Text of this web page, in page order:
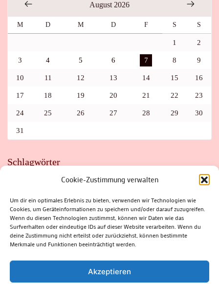
Cookie-Zustimmung verwalten
Um dir ein optimales Erlebnis zu bieten, verwenden wir Technologien wie
Cookies, um Geräteinformationen zu speichern und/oder darauf zuzugreifen.
Wenn du diesen Technologien zustimmst, können wir Daten wie das
Surfverhalten oder eindeutige IDs auf dieser Website verarbeiten. Wenn du
deine Zustimmung nicht erteilst oder zurückziehst, können bestimmte
Merkmale und Funktionen beeinträchtigt werden.
Akzeptieren
August 2026
M D M D F S S
1 2
3 4 5 6 7 8 9
10 11 12 13 14 15 16
17 18 19 20 21 22 23
24 25 26 27 28 29 30
31
Schlagwörter
FAHRRAD
FLOHMARKT FOLK GEWINNSPIEL
HITZE
HITZEFALLE AUTO
IRISH DANCE JAZZ
KABARETT
KINDER
KIRMES KLASSIK
KLEINE SUHLER REIHE
KRIMI
KULTUR LESUNG LOTTO
MEININGEN
PARASITEN
PILZE SCHLEUSINGEN
SCHULWEG
SOMMERFERIEN
SPORT SRH
STADTFEST
STADTMARKETING
STRASSENSPERRUNG
SUHL
SUHLER FRÜHLING
SUHLER STADTMARKETING
THÜRINGER WALD
ZELLA-MEHLIS